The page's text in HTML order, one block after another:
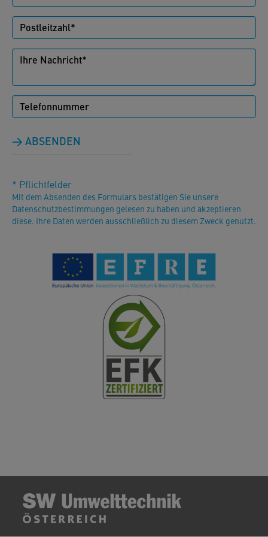
ABSENDEN
* Pflichtfelder
Mit dem Absenden des Formulars bestätigen Sie unsere
Datenschutzbestimmungen gelesen zu haben und akzeptieren
diese. Ihre Daten werden ausschließlich zu diesem Zweck genutzt.